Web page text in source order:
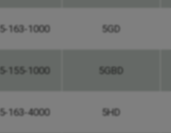
163-1000 5GD
155-1000 5GBD
163-4000 5HD